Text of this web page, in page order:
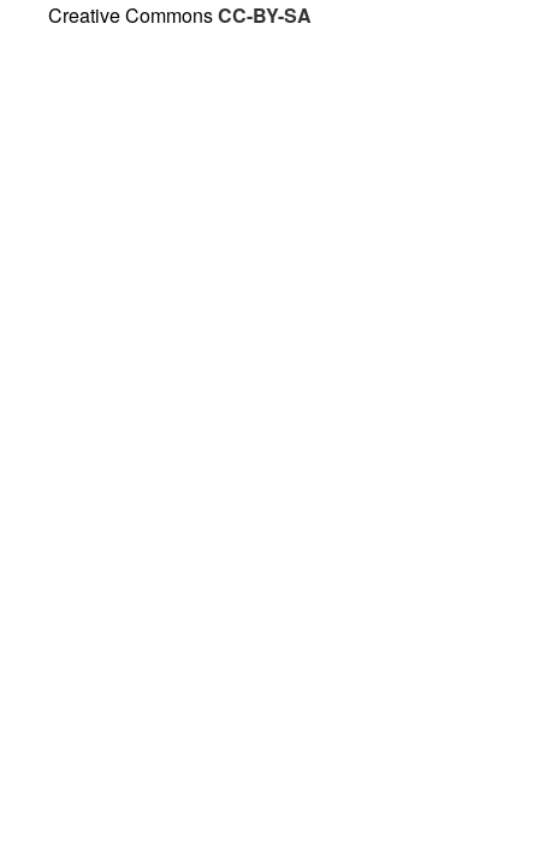
Creative CommonsCC-BY-SA